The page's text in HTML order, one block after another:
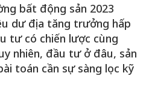
bất động sản 2023
dư địa tăng trưởng hấp
tư có chiến lược cùng
nhiên, đầu tư ở đâu, sản
toán cần sự sàng lọc kỹ